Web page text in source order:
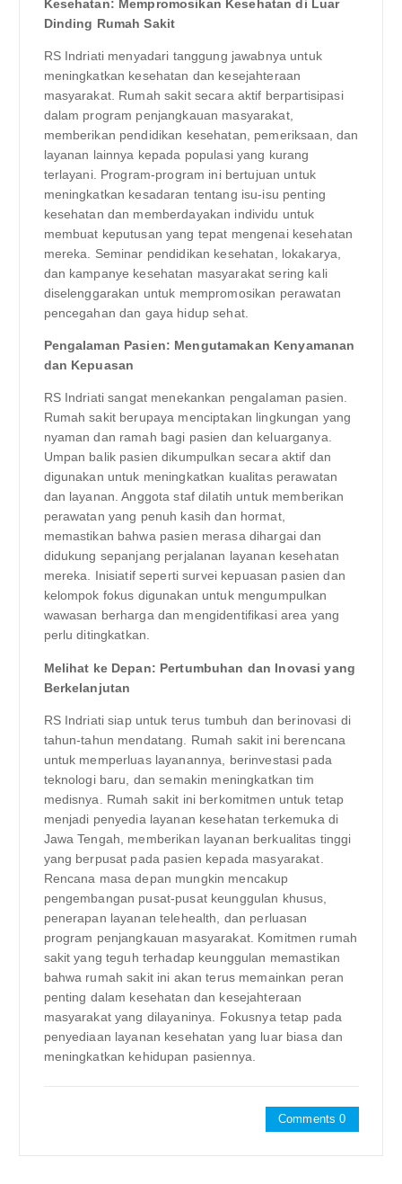
Kesehatan: Mempromosikan Kesehatan di Luar
Dinding Rumah Sakit
RS Indriati menyadari tanggung jawabnya untuk
meningkatkan kesehatan dan kesejahteraan
masyarakat. Rumah sakit secara aktif berpartisipasi
dalam program penjangkauan masyarakat,
memberikan pendidikan kesehatan, pemeriksaan, dan
layanan lainnya kepada populasi yang kurang
terlayani. Program-program ini bertujuan untuk
meningkatkan kesadaran tentang isu-isu penting
kesehatan dan memberdayakan individu untuk
membuat keputusan yang tepat mengenai kesehatan
mereka. Seminar pendidikan kesehatan, lokakarya,
dan kampanye kesehatan masyarakat sering kali
diselenggarakan untuk mempromosikan perawatan
pencegahan dan gaya hidup sehat.
Pengalaman Pasien: Mengutamakan Kenyamanan
dan Kepuasan
RS Indriati sangat menekankan pengalaman pasien.
Rumah sakit berupaya menciptakan lingkungan yang
nyaman dan ramah bagi pasien dan keluarganya.
Umpan balik pasien dikumpulkan secara aktif dan
digunakan untuk meningkatkan kualitas perawatan
dan layanan. Anggota staf dilatih untuk memberikan
perawatan yang penuh kasih dan hormat,
memastikan bahwa pasien merasa dihargai dan
didukung sepanjang perjalanan layanan kesehatan
mereka. Inisiatif seperti survei kepuasan pasien dan
kelompok fokus digunakan untuk mengumpulkan
wawasan berharga dan mengidentifikasi area yang
perlu ditingkatkan.
Melihat ke Depan: Pertumbuhan dan Inovasi yang
Berkelanjutan
RS Indriati siap untuk terus tumbuh dan berinovasi di
tahun-tahun mendatang. Rumah sakit ini berencana
untuk memperluas layanannya, berinvestasi pada
teknologi baru, dan semakin meningkatkan tim
medisnya. Rumah sakit ini berkomitmen untuk tetap
menjadi penyedia layanan kesehatan terkemuka di
Jawa Tengah, memberikan layanan berkualitas tinggi
yang berpusat pada pasien kepada masyarakat.
Rencana masa depan mungkin mencakup
pengembangan pusat-pusat keunggulan khusus,
penerapan layanan telehealth, dan perluasan
program penjangkauan masyarakat. Komitmen rumah
sakit yang teguh terhadap keunggulan memastikan
bahwa rumah sakit ini akan terus memainkan peran
penting dalam kesehatan dan kesejahteraan
masyarakat yang dilayaninya. Fokusnya tetap pada
penyediaan layanan kesehatan yang luar biasa dan
meningkatkan kehidupan pasiennya.
Comments 0